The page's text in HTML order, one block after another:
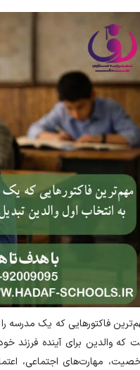
فاکتورهایی که یک مدرسه
که والدین برای آینده
مهارت‌های اجتماعی،